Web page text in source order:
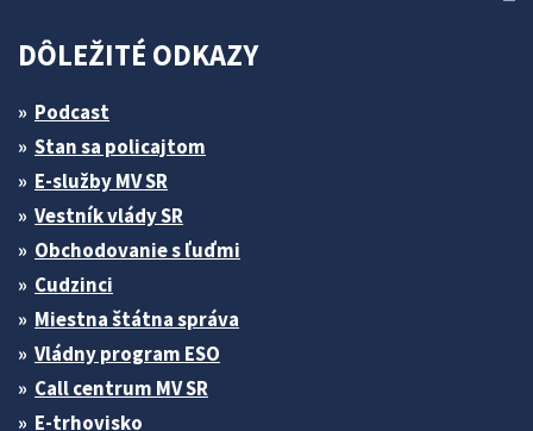
DÔLEŽITÉ ODKAZY
Podcast
Stan sa policajtom
E-služby MV SR
Vestník vlády SR
Obchodovanie s ľuďmi
Cudzinci
Miestna štátna správa
Vládny program ESO
Call centrum MV SR
E-trhovisko